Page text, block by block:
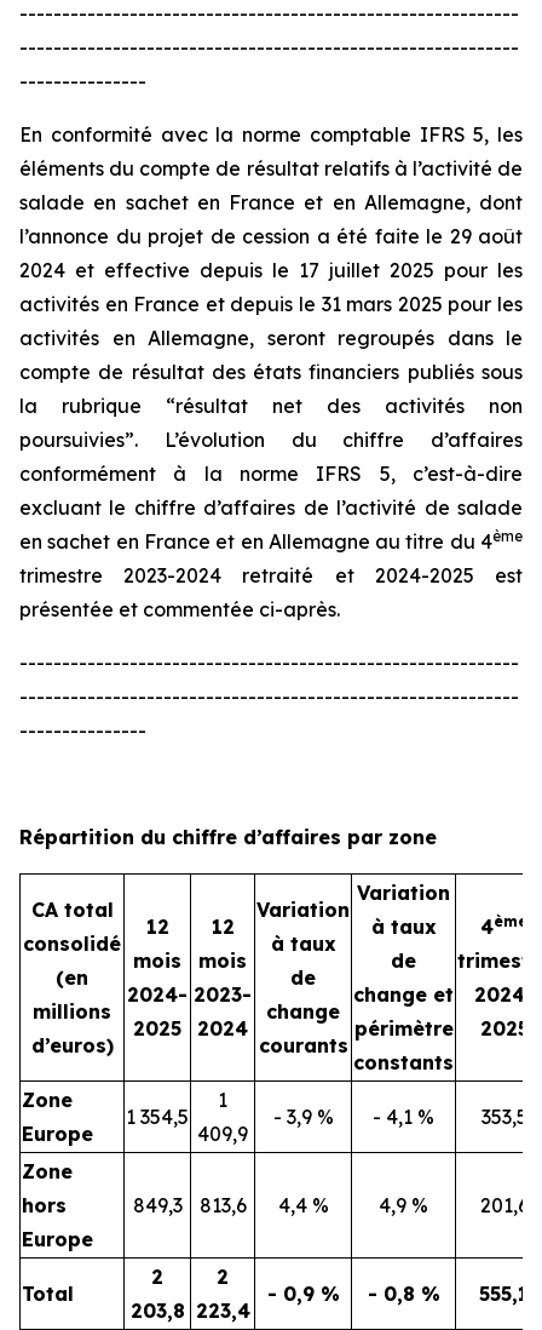
-----------------------------------------------------------
-----------------------------------------------------------
---------------
En conformité avec la norme comptable IFRS 5, les
éléments du compte de résultat relatifs à l’activité de
salade en sachet en France et en Allemagne, dont
l’annonce du projet de cession a été faite le 29 août
2024 et effective depuis le 17 juillet 2025 pour les
activités en France et depuis le 31 mars 2025 pour les
activités en Allemagne, seront regroupés dans le
compte de résultat des états financiers publiés sous
la rubrique “résultat net des activités non
poursuivies”. L’évolution du chiffre d’affaires
conformément à la norme IFRS 5, c’est-à-dire
excluant le chiffre d’affaires de l’activité de salade
en sachet en France et en Allemagne au titre du 4ème
trimestre 2023-2024 retraité et 2024-2025 est
présentée et commentée ci-après.
-----------------------------------------------------------
-----------------------------------------------------------
---------------
Répartition du chiffre d’affaires par zone
CA total
consolidé
(en
millions
d’euros)
12
mois
2024-
2025
12
mois
2023-
2024
Variation
à taux
de
change
courants
Variation
à taux
de
change et
périmètre
constants
4ème
2024-
2025
Zone
Europe
1 354,5
1
409,9
- 3,9 % - 4,1 % 353,5
Zone
hors
Europe
849,3 813,6 4,4 % 4,9 % 201,6
Total
2
203,8
2
223,4
- 0,9 % - 0,8 % 555,1